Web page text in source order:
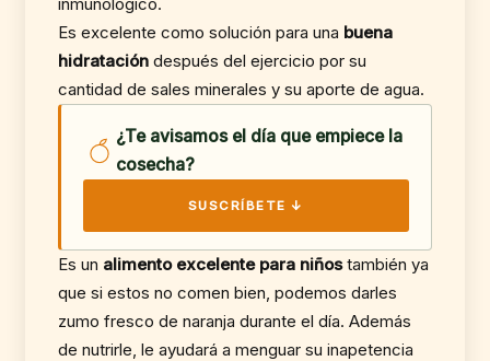
Es excelente como solución para una buena
hidratación después del ejercicio por su
cantidad de sales minerales y su aporte de agua.
¿Te avisamos el día que empiece la
cosecha?
SUSCRÍBETE ↓
Es un alimento excelente para niñostambién ya
que si estos no comen bien, podemos darles
zumo fresco de naranja durante el día. Además
de nutrirle, le ayudará a menguar su inapetencia